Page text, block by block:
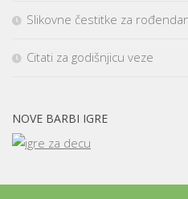
Slikovne čestitke za
Citati za godišnjicu veze
NOVE BARBI IGRE